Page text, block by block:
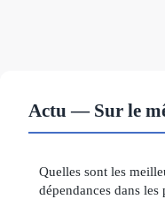
Actu — Sur le
Quelles sont les
dépendances dans les